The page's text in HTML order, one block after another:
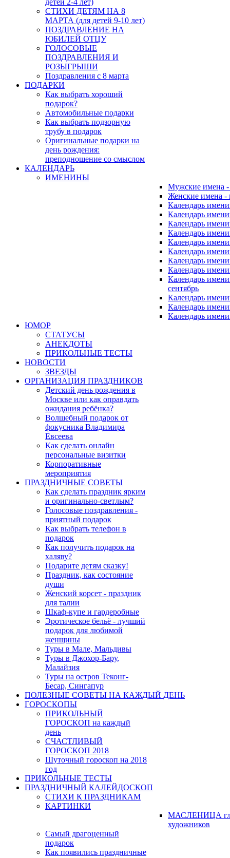
СТИХИ ДЕТЯМ НА 8
МАРТА (для детей 9-10 лет)
ПОЗДРАВЛЕНИЕ НА
ЮБИЛЕЙ ОТЦУ
ГОЛОСОВЫЕ
ПОЗДРАВЛЕНИЯ И
РОЗЫГРЫШИ
Поздравления с 8 марта
ПОДАРКИ
Как выбрать хороший
подарок?
Автомобильные подарки
Как выбрать подзорную
трубу в подарок
Оригинальные подарки на
день рождения:
преподношение со смыслом
КАЛЕНДАРЬ
ИМЕНИНЫ
Мужские имена
Женские имена
Календарь
Календарь
Календарь
Календарь
Календарь
Календарь
Календарь
Календарь
Календарь
сентябрь
Календарь
Календарь
Календарь
ЮМОР
СТАТУСЫ
АНЕКДОТЫ
ПРИКОЛЬНЫЕ ТЕСТЫ
НОВОСТИ
ЗВЕЗДЫ
ОРГАНИЗАЦИЯ ПРАЗДНИКОВ
Детский день рождения в
Москве или как оправдать
ожидания ребёнка?
Волшебный подарок от
фокусника Владимира
Евсеева
Как сделать онлайн
персональные визитки
Корпоративные
мероприятия
ПРАЗДНИЧНЫЕ СОВЕТЫ
Как сделать праздник ярким
и оригинально-светлым?
Голосовые поздравления -
приятный подарок
Как выбрать телефон в
подарок
Как получить подарок на
халяву?
Подарите детям сказку!
Праздник, как состояние
души
Женский корсет - праздник
для талии
Шкаф-купе и гардеробные
Эротическое бельё - лучший
подарок для любимой
женщины
Туры в Мале, Мальдивы
Туры в Джохор-Бару,
Малайзия
Туры на остров Теконг-
Бесар, Сингапур
ПОЛЕЗНЫЕ СОВЕТЫ НА КАЖДЫЙ ДЕНЬ
ГОРОСКОПЫ
ПРИКОЛЬНЫЙ
ГОРОСКОП на каждый
день
СЧАСТЛИВЫЙ
ГОРОСКОП 2018
Шуточный гороскоп на 2018
год
ПРИКОЛЬНЫЕ ТЕСТЫ
ПРАЗДНИЧНЫЙ КАЛЕЙДОСКОП
СТИХИ К ПРАЗДНИКАМ
КАРТИНКИ
МАСЛЕНИЦА
художников
Самый драгоценный
подарок
Как появились праздничные